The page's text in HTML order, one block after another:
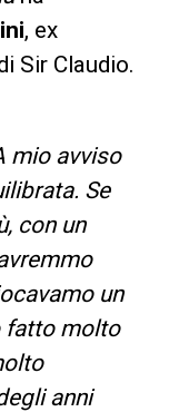
, ex
Sir Claudio.
mio avviso
Se
con un
un
fatto molto
anni